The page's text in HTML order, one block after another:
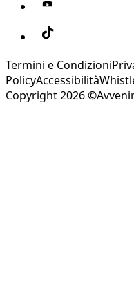
Termini e Condizioni
PolicyAccessibilità
Copyright 2026